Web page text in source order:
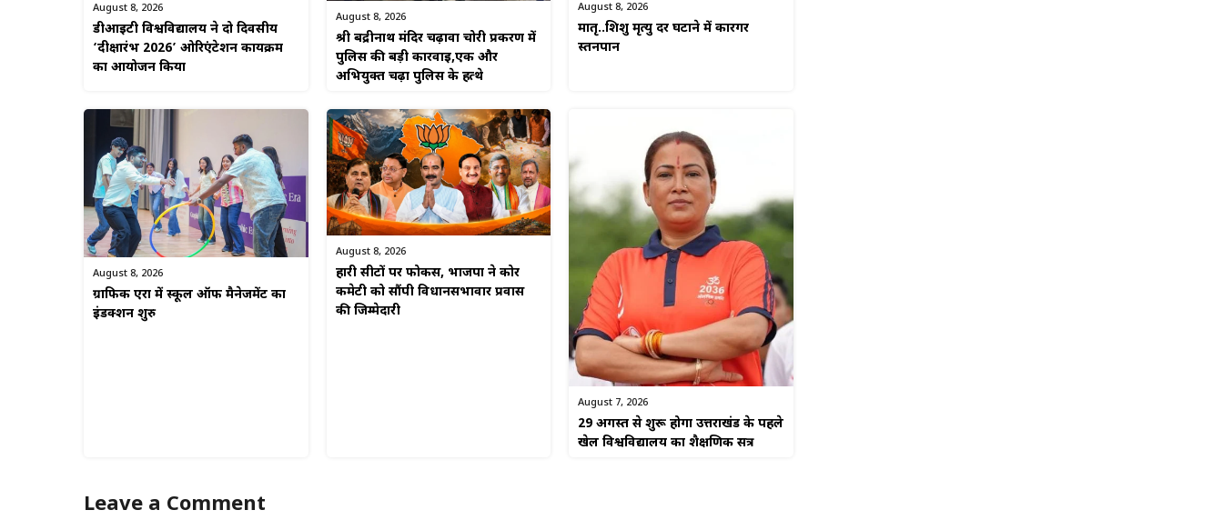
August 8, 2026
डीआईटी विश्वविद्यालय ने दो दिवसीय
‘दीक्षारंभ 2026’ ओरिएंटेशन कार्यक्रम
का आयोजन किया
August 8, 2026
श्री बद्रीनाथ मंदिर चढ़ावा चोरी प्रकरण में
पुलिस की बड़ी कार्रवाई,एक और
अभियुक्त चढ़ा पुलिस के हत्थे
August 8, 2026
मातृ..शिशु मृत्यु दर घटाने में कारगर
स्तनपान
August 8, 2026
ग्राफिक एरा में स्कूल ऑफ मैनेजमेंट का
इंडक्शन शुरु
August 8, 2026
हारी सीटों पर फोकस, भाजपा ने कोर
कमेटी को सौंपी विधानसभावार प्रवास
की जिम्मेदारी
August 7, 2026
29 अगस्त से शुरू होगा उत्तराखंड के पहले
खेल विश्वविद्यालय का शैक्षणिक सत्र
Leave a Comment